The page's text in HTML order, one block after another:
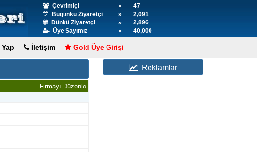
Çevrimiçi »
47
Bugünkü Ziyaretçi
»
2,091
Dünkü Ziyaretçi
»
2,896
Üye Sayımız
» 40,000
İletişim Gold Üye Girişi
Firmayı Düzenle
Reklamlar